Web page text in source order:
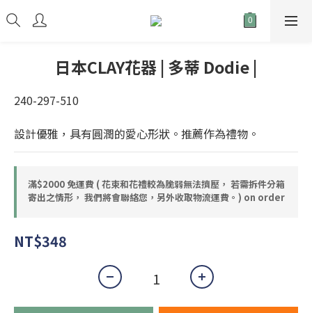
日本CLAY花器 | 多蒂 Dodie |
240-297-510
設計優雅，具有圓潤的愛心形狀。推薦作為禮物。
滿$2000 免運費 ( 花束和花禮較為脆弱無法擠壓， 若需拆件分箱
寄出之情形， 我們將會聯絡您，另外收取物流運費。) on order
NT$348